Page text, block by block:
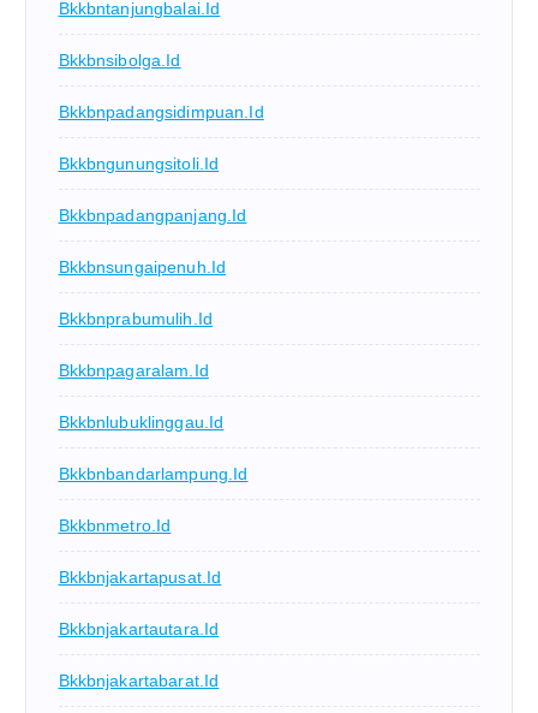
Bkkbntanjungbalai.id
Bkkbnsibolga.id
Bkkbnpadangsidimpuan.id
Bkkbngunungsitoli.id
Bkkbnpadangpanjang.id
Bkkbnsungaipenuh.id
Bkkbnprabumulih.id
Bkkbnpagaralam.id
Bkkbnlubuklinggau.id
Bkkbnbandarlampung.id
Bkkbnmetro.id
Bkkbnjakartapusat.id
Bkkbnjakartautara.id
Bkkbnjakartabarat.id